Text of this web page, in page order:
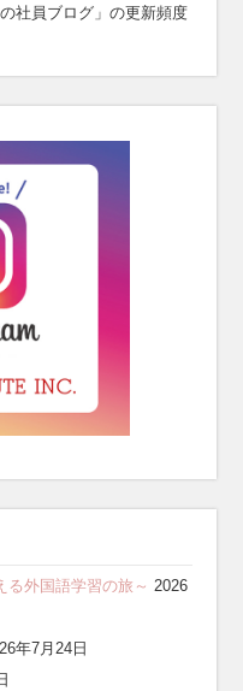
社員ブログ」の更新頻度
る外国語学習の旅～ 2026
年7月24日